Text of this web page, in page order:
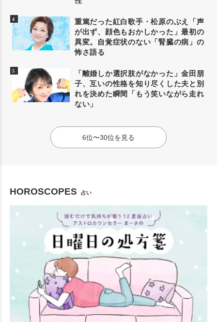
重篤だった紅白歌手・松原のぶえ「声
が出ず、顔色もおかしかった」最初の
異変。自覚症状のない「腎臓の病」の
怖さ語る
「離婚しか選択肢がなかった」金田朋
子、互いの性格を知り尽くした夫と別
れを決めた瞬間「もう笑いながら走れ
ない」
6位〜30位を見る
HOROSCOPES 占い